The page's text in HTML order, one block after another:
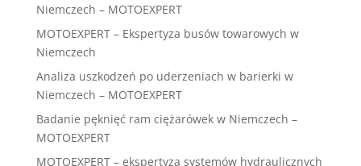
Niemczech – MOTOEXPERT
MOTOEXPERT – Ekspertyza busów towarowych w
Niemczech
Analiza uszkodzeń po uderzeniach w barierki w
Niemczech – MOTOEXPERT
Badanie pęknięć ram ciężarówek w Niemczech –
MOTOEXPERT
MOTOEXPERT – ekspertyza systemów hydraulicznych